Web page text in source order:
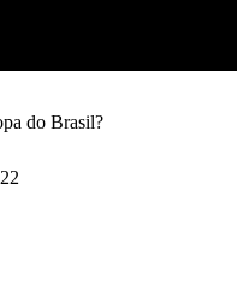
do Brasil?